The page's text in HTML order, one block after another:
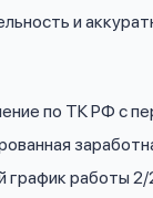
и
по ТК РФ с
график работы 2/